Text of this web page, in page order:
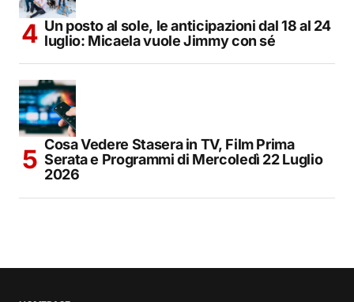
Un posto al sole, le anticipazioni dal 18 al 24
luglio: Micaela vuole Jimmy con sé
Cosa Vedere Stasera in TV, Film Prima
Serata e Programmi di Mercoledì 22 Luglio
2026